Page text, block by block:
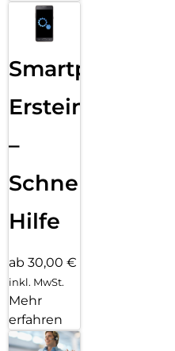
Smartphone
Ersteinrichtung
–
Schnelle
Hilfe
ab 30,00 €
inkl. MwSt.
Mehr
erfahren